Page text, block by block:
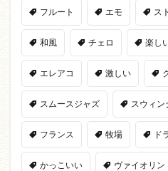
フルート エモ ス
和風 チェロ 楽し
エレアコ 激しい
スムースジャズ スウィン
フランス 牧場 ド
かっこいい ヴァイオリン